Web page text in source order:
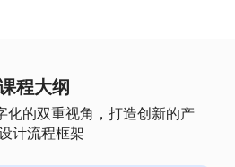
程大纲
化的双重视角，打造创新的产
计流程框架